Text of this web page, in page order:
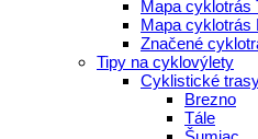
Mapa cyklotrás
Mapa cyklotrás
Značené
Tipy na cyklovýlety
Cyklistické
Brezno
Tále